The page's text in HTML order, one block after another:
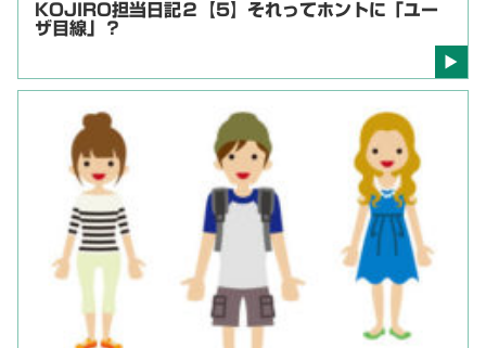
KOJIRO担当日記２【5】それってホントに「ユー
ザ目線」？